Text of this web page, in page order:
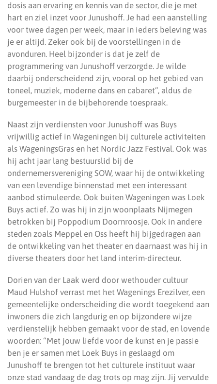
dosis aan ervaring en kennis van de sector, die je met
hart en ziel inzet voor Junushoff. Je had een aanstelling
voor twee dagen per week, maar in ieders beleving was
je er altijd. Zeker ook bij de voorstellingen in de
avonduren. Heel bijzonder is dat je zelf de
programmering van Junushoff verzorgde. Je wilde
daarbij onderscheidend zijn, vooral op het gebied van
toneel, muziek, moderne dans en cabaret”, aldus de
burgemeester in de bijbehorende toespraak.
Naast zijn verdiensten voor Junushoff was Buys
vrijwillig actief in Wageningen bij culturele activiteiten
als WageningsGras en het Nordic Jazz Festival. Ook was
hij acht jaar lang bestuurslid bij de
ondernemersvereniging SOW, waar hij de ontwikkeling
van een levendige binnenstad met een interessant
aanbod stimuleerde. Ook buiten Wageningen was Loek
Buys actief. Zo was hij in zijn woonplaats Nijmegen
betrokken bij Poppodium Doornroosje. Ook in andere
steden zoals Meppel en Oss heeft hij bijgedragen aan
de ontwikkeling van het theater en daarnaast was hij in
diverse theaters door het land interim-directeur.
Dorien van der Laak werd door wethouder cultuur
Maud Hulshof verrast met het Wagenings Erezilver, een
gemeentelijke onderscheiding die wordt toegekend aan
inwoners die zich langdurig en op bijzondere wijze
verdienstelijk hebben gemaakt voor de stad, en lovende
woorden: “Met jouw liefde voor de kunst en je passie
ben je er samen met Loek Buys in geslaagd om
Junushoff te brengen tot het culturele instituut waar
onze stad vandaag de dag trots op mag zijn. Jij vervulde